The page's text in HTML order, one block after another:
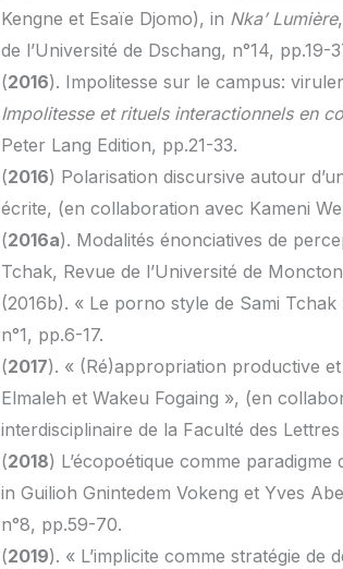
Kengne et Esaïe Djomo), in Nka’ Lumière
de l’Université de Dschang, n°14, pp.19-
(2016). Impolitesse sur le campus:
Impolitesse et rituels interactionnels en
Peter Lang Edition, pp.21-33.
(2016) Polarisation discursive autour
écrite, (en collaboration avec Kameni
(2016a). Modalités énonciatives de
Tchak, Revue de l’Université de
(2016b). « Le porno style de Sami Tchak
n°1, pp.6-17.
(2017). « (Ré)appropriation productive
Elmaleh et Wakeu Fogaing », (en
interdisciplinaire de la Faculté des
(2018) L’écopoétique comme paradigme
in Guilioh Gnintedem Vokeng et Yves
n°8, pp.59-70.
(2019). « L’implicite comme stratégie de